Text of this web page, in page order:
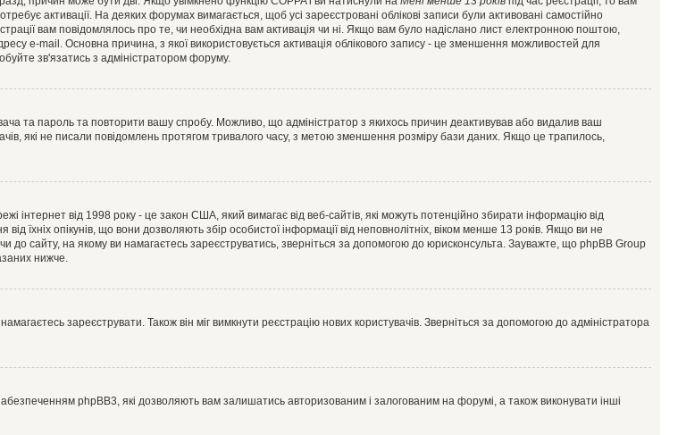
активації. На деяких форумах вимагається, щоб усі зареєстровані облікові записи були активовані самостійно
вам повідомлялось про те, чи необхідна вам активація чи ні. Якщо вам було надіслано лист електронною поштою,
e-mail. Основна причина, з якої використовується активація облікового запису - це зменшення можливостей для
зв'язатись з адміністратором форуму.
та пароль та повторити вашу спробу. Можливо, що адміністратор з якихось причин деактивував або видалив ваш
які не писали повідомлень протягом тривалого часу, з метою зменшення розміру бази даних. Якщо це трапилось,
інтернет від 1998 року - це закон США, який вимагає від веб-сайтів, які можуть потенційно збирати інформацію від
їхніх опікунів, що вони дозволяють збір особистої інформації від неповнолітніх, віком менше 13 років. Якщо ви не
до сайту, на якому ви намагаєтесь зареєструватись, зверніться за допомогою до юрисконсульта. Зауважте, що phpBB Group
нижче.
зареєструвати. Також він міг вимкнути реєстрацію нових користувачів. Зверніться за допомогою до адміністратора
phpBB3, які дозволяють вам залишатись авторизованим і залогованим на форумі, а також виконувати інші